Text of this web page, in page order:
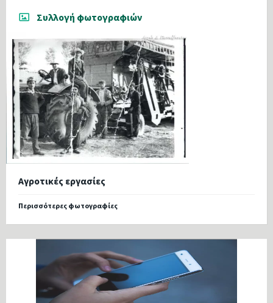
Συλλογή φωτογραφιών
Αγροτικές εργασίες
Περισσότερες φωτογραφίες